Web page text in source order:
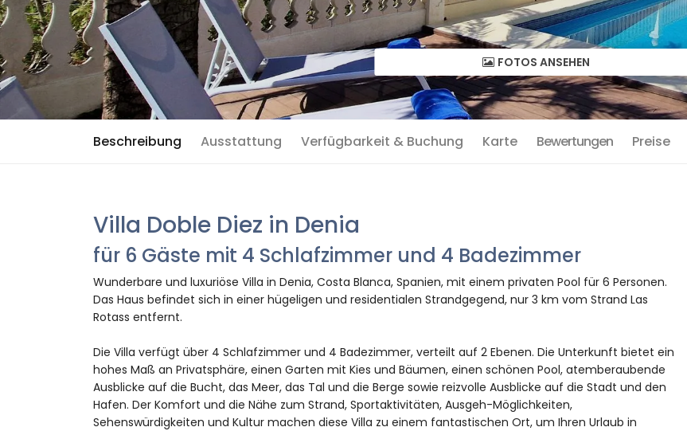
FOTOS ANSEHEN
Beschreibung Ausstattung Verfügbarkeit & Buchung Karte Bewertungen Preise
Villa Doble Diez in Denia
für 6 Gäste mit 4 Schlafzimmer und 4 Badezimmer
Wunderbare und luxuriöse Villa in Denia, Costa Blanca, Spanien, mit einem privaten Pool für 6 Personen.
Das Haus befindet sich in einer hügeligen und residentialen Strandgegend, nur 3 km vom Strand Las
Rotass entfernt.
Die Villa verfügt über 4 Schlafzimmer und 4 Badezimmer, verteilt auf 2 Ebenen. Die Unterkunft bietet ein
hohes Maß an Privatsphäre, einen Garten mit Kies und Bäumen, einen schönen Pool, atemberaubende
Ausblicke auf die Bucht, das Meer, das Tal und die Berge sowie reizvolle Ausblicke auf die Stadt und den
Hafen. Der Komfort und die Nähe zum Strand, Sportaktivitäten, Ausgeh-Möglichkeiten,
Sehenswürdigkeiten und Kultur machen diese Villa zu einem fantastischen Ort, um Ihren Urlaub in